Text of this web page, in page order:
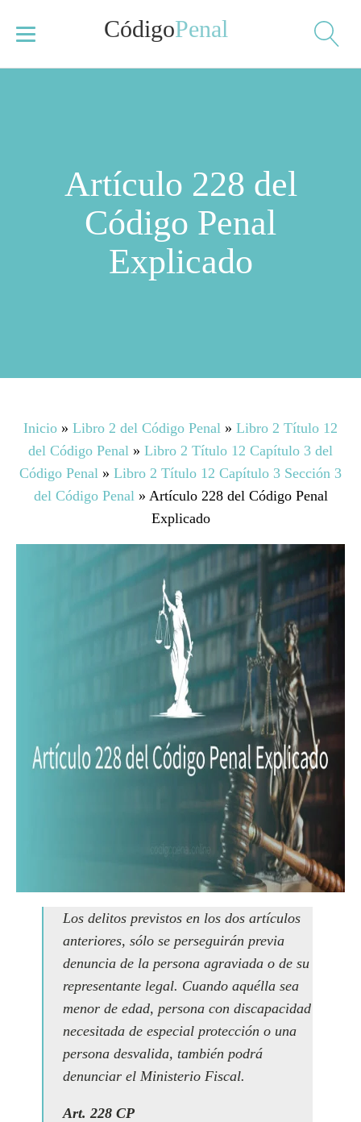
CódigoPenal
Artículo 228 del
Código Penal
Explicado
Inicio » Libro 2 del Código Penal » Libro 2 Título 12
del Código Penal » Libro 2 Título 12 Capítulo 3 del
Código Penal » Libro 2 Título 12 Capítulo 3 Sección 3
del Código Penal» Artículo 228 del Código Penal
Explicado
Los delitos previstos en los dos artículos
anteriores, sólo se perseguirán previa
denuncia de la persona agraviada o de su
representante legal. Cuando aquélla sea
menor de edad, persona con discapacidad
necesitada de especial protección o una
persona desvalida, también podrá
denunciar el Ministerio Fiscal.
Art. 228 CP